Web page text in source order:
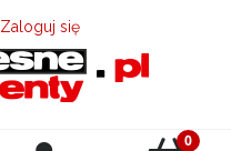
Zaloguj się